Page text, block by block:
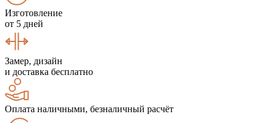
Изготовление
от 5 дней
Замер, дизайн
и доставка бесплатно
Оплата наличными, безналичный расчёт